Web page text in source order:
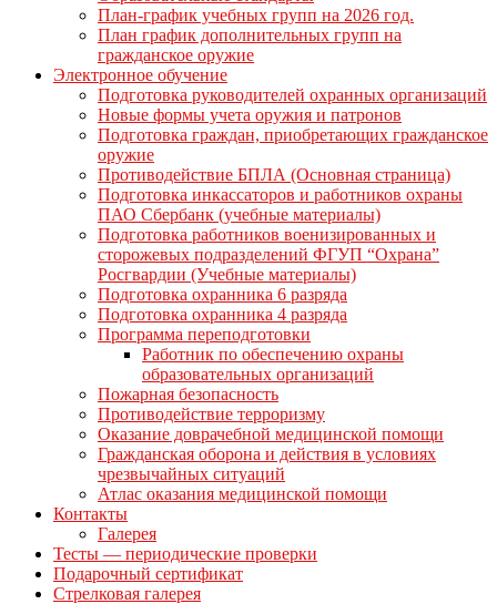
План-график учебных групп на 2026 год.
План график дополнительных групп на
гражданское оружие
Электронное обучение
Подготовка руководителей охранных организаций
Новые формы учета оружия и патронов
Подготовка граждан, приобретающих гражданское
оружие
Противодействие БПЛА (Основная страница)
Подготовка инкассаторов и работников охраны
ПАО Сбербанк (учебные материалы)
Подготовка работников военизированных и
сторожевых подразделений ФГУП “Охрана”
Росгвардии (Учебные материалы)
Подготовка охранника 6 разряда
Подготовка охранника 4 разряда
Программа переподготовки
Работник по обеспечению охраны
образовательных организаций
Пожарная безопасность
Противодействие терроризму
Оказание доврачебной медицинской помощи
Гражданская оборона и действия в условиях
чрезвычайных ситуаций
Атлас оказания медицинской помощи
Контакты
Галерея
Тесты — периодические проверки
Подарочный сертификат
Стрелковая галерея